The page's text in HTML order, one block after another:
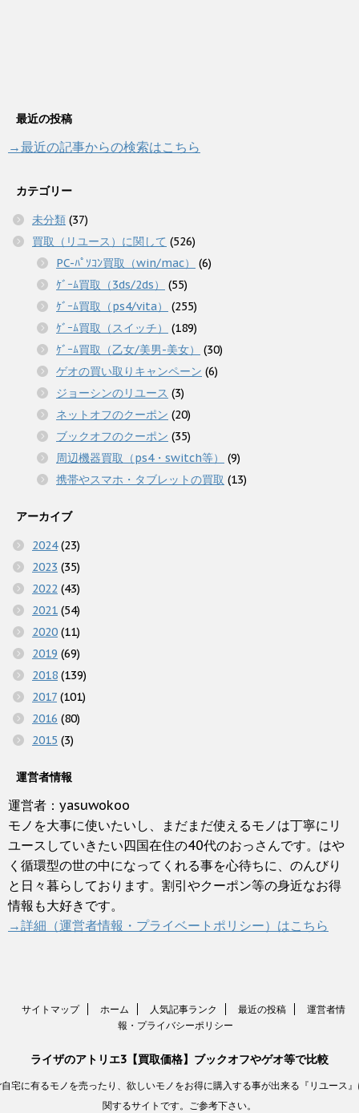
最近の投稿
→最近の記事からの検索はこちら
カテゴリー
未分類 (37)
買取（リユース）に関して (526)
PC-ﾊﾟｿｺﾝ買取（win/mac）
(6)
ｹﾞｰﾑ買取（3ds/2ds）
(55)
ｹﾞｰﾑ買取（ps4/vita）
(255)
ｹﾞｰﾑ買取（スイッチ）
(189)
ｹﾞｰﾑ買取（乙女/美男-美女）
(30)
ゲオの買い取りキャンペーン (6)
ジョーシンのリユース (3)
ネットオフのクーポン (20)
ブックオフのクーポン (35)
周辺機器買取（ps4・switch等）
(9)
携帯やスマホ・タブレットの買取 (13)
アーカイブ
2024(23)
2023 (35)
2022 (43)
2021 (54)
2020 (11)
2019 (69)
2018 (139)
2017 (101)
2016 (80)
2015 (3)
運営者情報
運営者：yasuwokoo
モノを大事に使いたいし、まだまだ使えるモノは丁寧にリ
ユースしていきたい四国在住の40代のおっさんです。はや
く循環型の世の中になってくれる事を心待ちに、のんびり
と日々暮らしております。割引やクーポン等の身近なお得
情報も大好きです。
→詳細（運営者情報・プライベートポリシー）はこちら
サイトマップ ホーム 人気記事ランク 最近の投稿
運営者情
報・プライバシーポリシー
ライザのアトリエ3【買取価格】ブックオフやゲオ等で比較
宅に有るモノを売ったり、欲しいモノをお得に購入する事が出来る『リユース
関するサイトです。ご参考下さい。